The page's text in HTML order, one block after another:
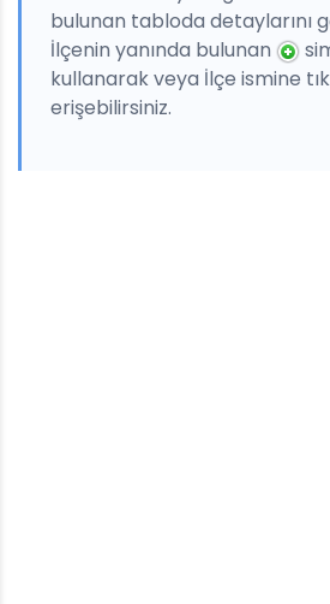
bulunan tabloda detaylarını
İlçenin yanında bulunan
kullanarak veya İlçe ismine
erişebilirsiniz.